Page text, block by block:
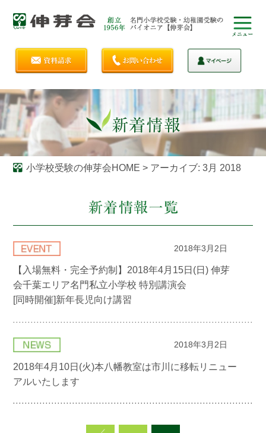
小学校受験の伸芽会HOME > アーカイブ: 3月 2018
2018年3月2日
【入場無料・完全予約制】2018年4月15日(日) 伸芽
会千葉エリア名門私立小学校 特別講演会
[同時開催]新年長児向け講習
2018年3月2日
2018年4月10日(火)本八幡教室は市川に移転リニュー
アルいたします